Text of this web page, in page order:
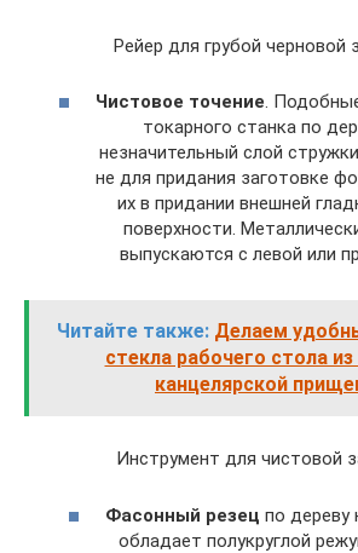
Рейер для грубой черновой
Чистовое точение.
токарного станка по
незначительный слой
не для придания заготовке
их в придании внешней
поверхности.
выпускаются с левой или
Читайте также: Делаем
стекла рабочего стола
канцелярской
Инструмент для чистовой
Фасонный резец по дереву
обладает полукруглой